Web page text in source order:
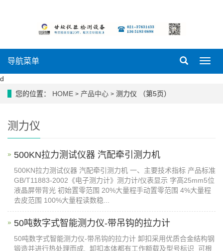
导
导航菜单
d
您的位置：
HOME > 产品中心 > 测力仪 （第5页）
测力仪
500KN拉力测试仪器 汽配牵引测力机
500KN拉力测试仪器 汽配牵引测力机 一、主要技术指标 产品标准
GB/T11883-2002《电子测力计》测力计/仪表显示 字高25mm5位
液晶屏带背光 初始置零范围 20%大量程手动置零范围 4%大量程
去皮范围 100%大量程读数稳...
50吨数字式智能测力仪-带吊钩的拉力计
50吨数字式智能测力仪-带吊钩的拉力计 卸扣采用优质合金结构钢
锻造并进行热处理而成. 卸扣本体都有工作额载及型号标识 可根